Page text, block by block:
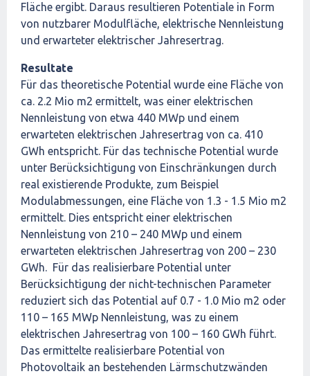
Fläche ergibt. Daraus resultieren Potentiale in Form
von nutzbarer Modulfläche, elektrische Nennleistung
und erwarteter elektrischer Jahresertrag.
Resultate
Für das theoretische Potential wurde eine Fläche von
ca. 2.2 Mio m2 ermittelt, was einer elektrischen
Nennleistung von etwa 440 MWp und einem
erwarteten elektrischen Jahresertrag von ca. 410
GWh entspricht. Für das technische Potential wurde
unter Berücksichtigung von Einschränkungen durch
real existierende Produkte, zum Beispiel
Modulabmessungen, eine Fläche von 1.3 - 1.5 Mio m2
ermittelt. Dies entspricht einer elektrischen
Nennleistung von 210 – 240 MWp und einem
erwarteten elektrischen Jahresertrag von 200 – 230
GWh. Für das realisierbare Potential unter
Berücksichtigung der nicht-technischen Parameter
reduziert sich das Potential auf 0.7 - 1.0 Mio m2 oder
110 – 165 MWp Nennleistung, was zu einem
elektrischen Jahresertrag von 100 – 160 GWh führt.
Das ermittelte realisierbare Potential von
Photovoltaik an bestehenden Lärmschutzwänden